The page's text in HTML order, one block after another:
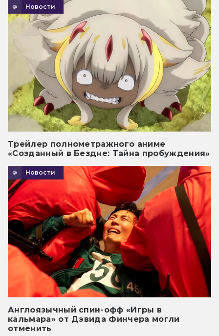
Новости
Трейлер полнометражного аниме
«Созданный в Бездне: Тайна пробуждения»
Новости
Англоязычный спин-офф «Игры в
кальмара» от Дэвида Финчера могли
отменить